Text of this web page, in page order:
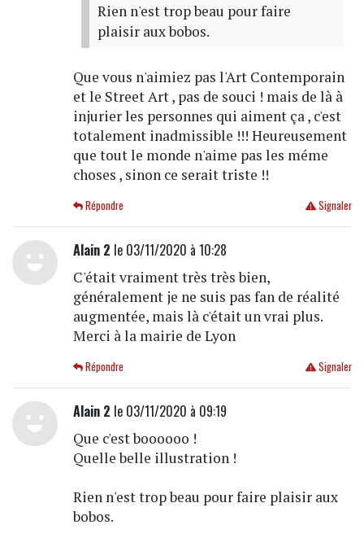
Rien n'est trop beau pour faire
plaisir aux bobos.
Que vous n'aimiez pas l'Art Contemporain
et le Street Art , pas de souci ! mais de là à
injurier les personnes qui aiment ça , c'est
totalement inadmissible !!! Heureusement
que tout le monde n'aime pas les méme
choses , sinon ce serait triste !!
Signaler
Répondre
Alain 2 le 03/11/2020 à 10:28
C'était vraiment très très bien,
généralement je ne suis pas fan de réalité
augmentée, mais là c'était un vrai plus.
Merci à la mairie de Lyon
Signaler
Répondre
Alain 2 le 03/11/2020 à 09:19
Que c'est boooooo !
Quelle belle illustration !
Rien n'est trop beau pour faire plaisir aux
bobos.